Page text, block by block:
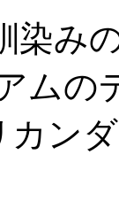
染み
ムの
カン